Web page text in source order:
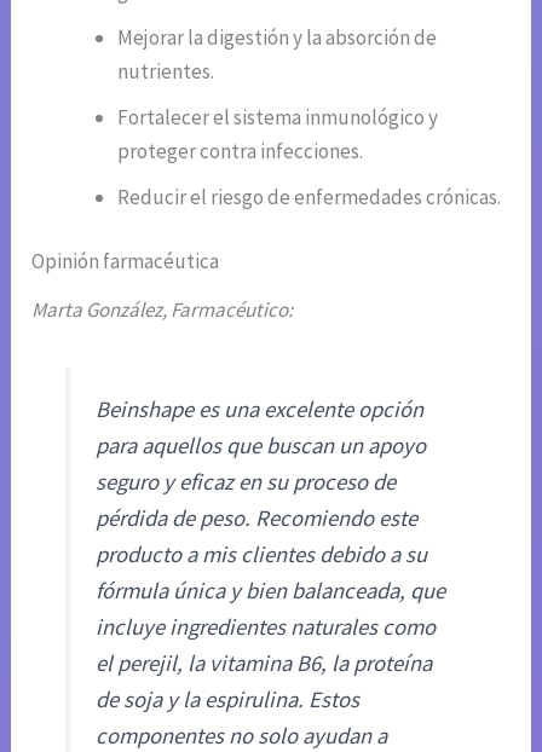
Mejorar la digestión y la absorción de
nutrientes.
Fortalecer el sistema inmunológico y
proteger contra infecciones.
Reducir el riesgo de enfermedades crónicas.
Opinión farmacéutica
Marta González, Farmacéutico:
Beinshape es una excelente opción
para aquellos que buscan un apoyo
seguro y eficaz en su proceso de
pérdida de peso. Recomiendo este
producto a mis clientes debido a su
fórmula única y bien balanceada, que
incluye ingredientes naturales como
el perejil, la vitamina B6, la proteína
de soja y la espirulina. Estos
componentes no solo ayudan a